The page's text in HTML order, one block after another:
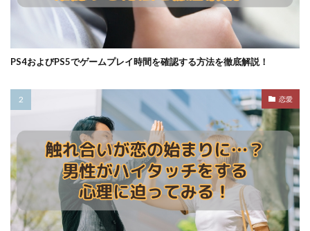
PS4およびPS5でゲームプレイ時間を確認する方法を徹底解説！
恋愛